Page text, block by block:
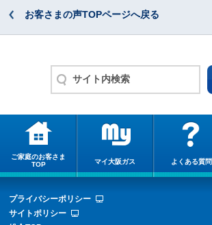
お客さまの声TOPページへ戻る
ご家庭のお客さま
TOP
マイ大阪ガス よくある質問
プライバシーポリシー
サイトポリシー